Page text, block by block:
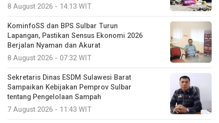
8 August 2026 - 14:13 WIT
KominfoSS dan BPS Sulbar Turun
Lapangan, Pastikan Sensus Ekonomi 2026
Berjalan Nyaman dan Akurat
8 August 2026 - 07:32 WIT
Sekretaris Dinas ESDM Sulawesi Barat
Sampaikan Kebijakan Pemprov Sulbar
tentang Pengelolaan Sampah
7 August 2026 - 11:43 WIT